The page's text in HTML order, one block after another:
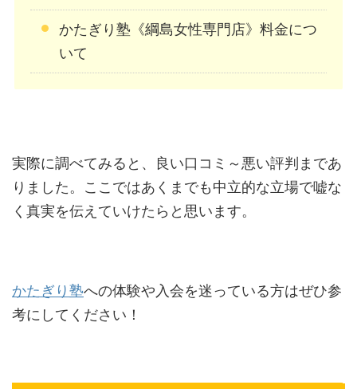
かたぎり塾《綱島女性専門店》料金につ
いて
実際に調べてみると、良い口コミ～悪い評判まであ
りました。ここではあくまでも中立的な立場で嘘な
く真実を伝えていけたらと思います。
かたぎり塾への体験や入会を迷っている方はぜひ参
考にしてください！